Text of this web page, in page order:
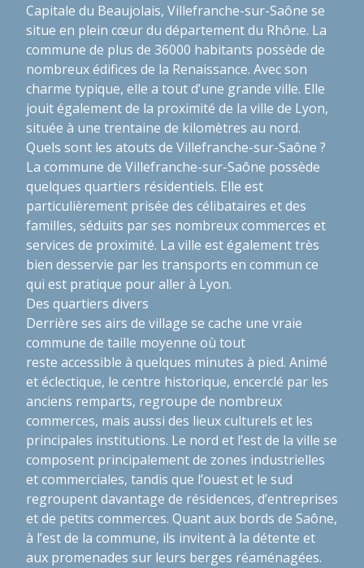
Capitale du Beaujolais, Villefranche-sur-Saône se
situe en plein cœur du département du Rhône. La
commune de plus de 36000 habitants possède de
nombreux édifices de la Renaissance. Avec son
charme typique, elle a tout d’une grande ville. Elle
jouit également de la proximité de la ville de Lyon,
située à une trentaine de kilomètres au nord.
Quels sont les atouts de Villefranche-sur-Saône ?
La commune de Villefranche-sur-Saône possède
quelques quartiers résidentiels. Elle est
particulièrement prisée des célibataires et des
familles, séduits par ses nombreux commerces et
services de proximité. La ville est également très
bien desservie par les transports en commun ce
qui est pratique pour aller à Lyon.
Des quartiers divers
Derrière ses airs de village se cache une vraie
commune de taille moyenne où tout
reste accessible à quelques minutes à pied. Animé
et éclectique, le centre historique, encerclé par les
anciens remparts, regroupe de nombreux
commerces, mais aussi des lieux culturels et les
principales institutions. Le nord et l’est de la ville se
composent principalement de zones industrielles
et commerciales, tandis que l’ouest et le sud
regroupent davantage de résidences, d’entreprises
et de petits commerces. Quant aux bords de Saône,
à l’est de la commune, ils invitent à la détente et
aux promenades sur leurs berges réaménagées.